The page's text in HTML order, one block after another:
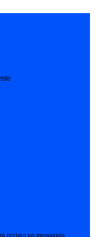
inviato un messaggio